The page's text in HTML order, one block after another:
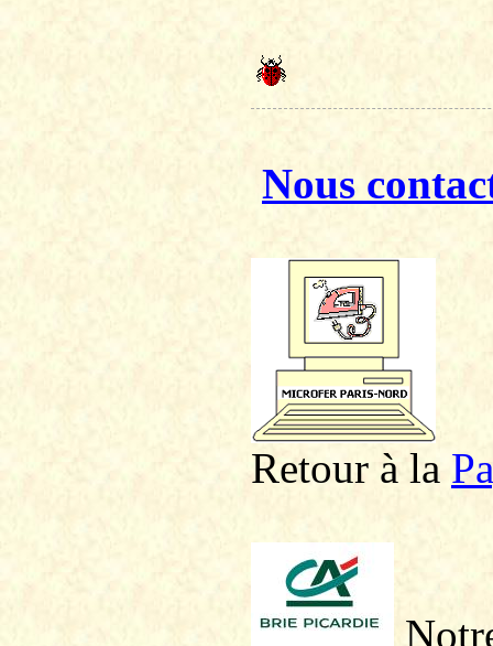
Nous
Retour à la P